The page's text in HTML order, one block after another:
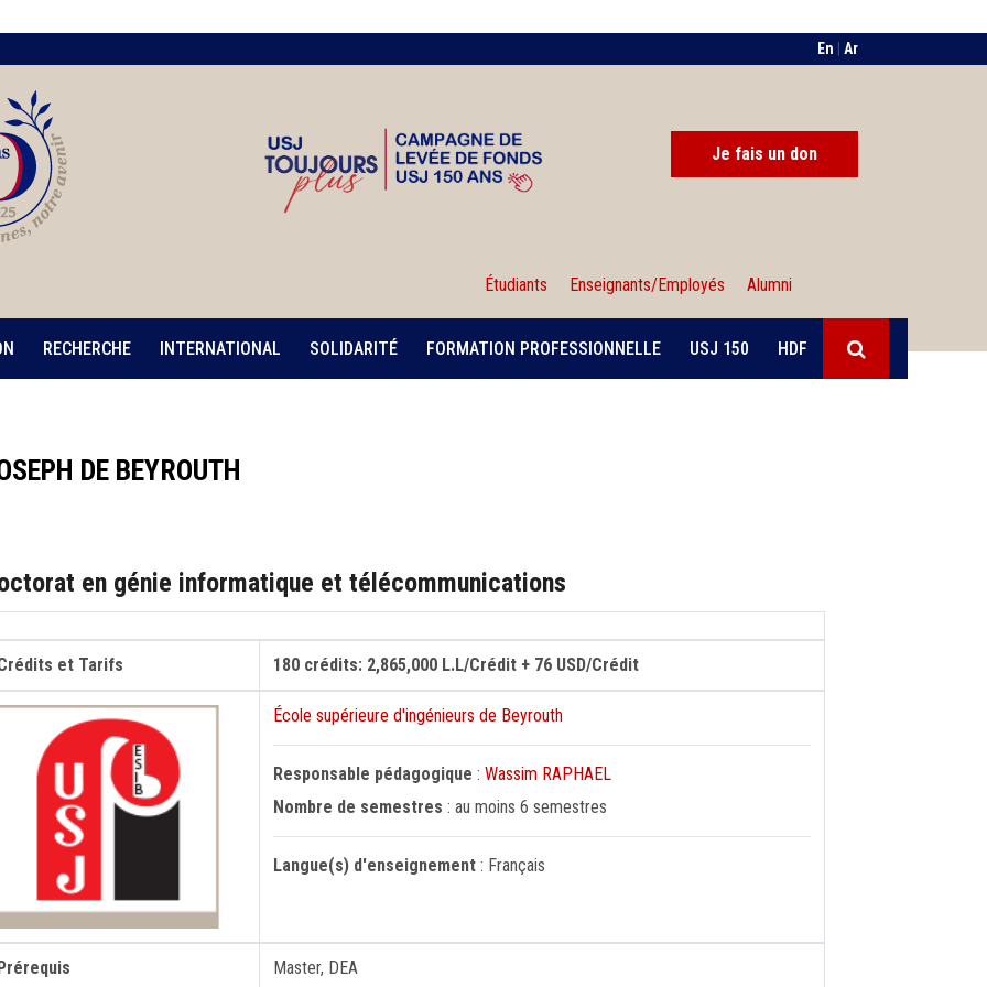
En Ar
Je fais un don
Étudiants Enseignants/Employés Alumni
RECHERCHE INTERNATIONAL SOLIDARITÉ FORMATION PROFESSIONNELLE USJ 150 HDF
DE BEYROUTH
en génie informatique et télécommunications
et Tarifs 180 crédits: 2,865,000 L.L/Crédit + 76 USD/Crédit
École supérieure d'ingénieurs de Beyrouth
Responsable pédagogique : Wassim RAPHAEL
Nombre de semestres : au moins 6 semestres
Langue(s) d'enseignement : Français
Master, DEA